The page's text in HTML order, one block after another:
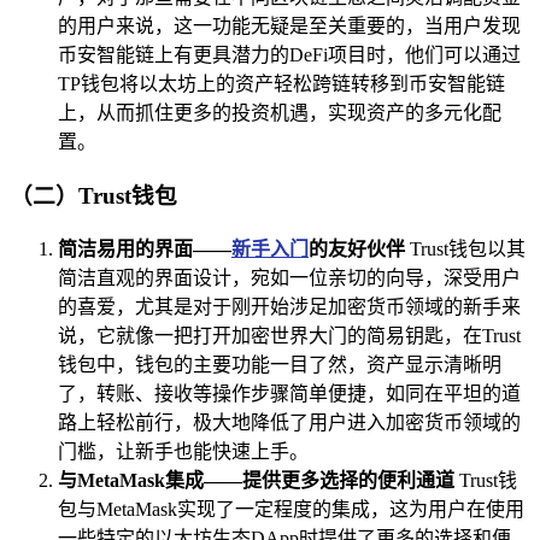
的用户来说，这一功能无疑是至关重要的，当用户发现
币安智能链上有更具潜力的DeFi项目时，他们可以通过
TP钱包将以太坊上的资产轻松跨链转移到币安智能链
上，从而抓住更多的投资机遇，实现资产的多元化配
置。
（二）Trust钱包
简洁易用的界面——新手入门 的友好伙伴 Trust钱包以其
简洁直观的界面设计，宛如一位亲切的向导，深受用户
的喜爱，尤其是对于刚开始涉足加密货币领域的新手来
说，它就像一把打开加密世界大门的简易钥匙，在Trust
钱包中，钱包的主要功能一目了然，资产显示清晰明
了，转账、接收等操作步骤简单便捷，如同在平坦的道
路上轻松前行，极大地降低了用户进入加密货币领域的
门槛，让新手也能快速上手。
与MetaMask集成——提供更多选择的便利通道 Trust钱
包与MetaMask实现了一定程度的集成，这为用户在使用